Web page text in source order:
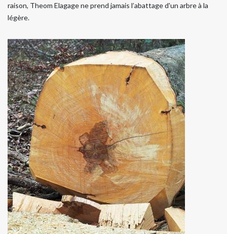
raison, Theom Elagage ne prend jamais l’abattage d'un arbre à la
légère.